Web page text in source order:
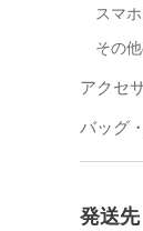
スマ
その
アクセ
バッグ
発送先